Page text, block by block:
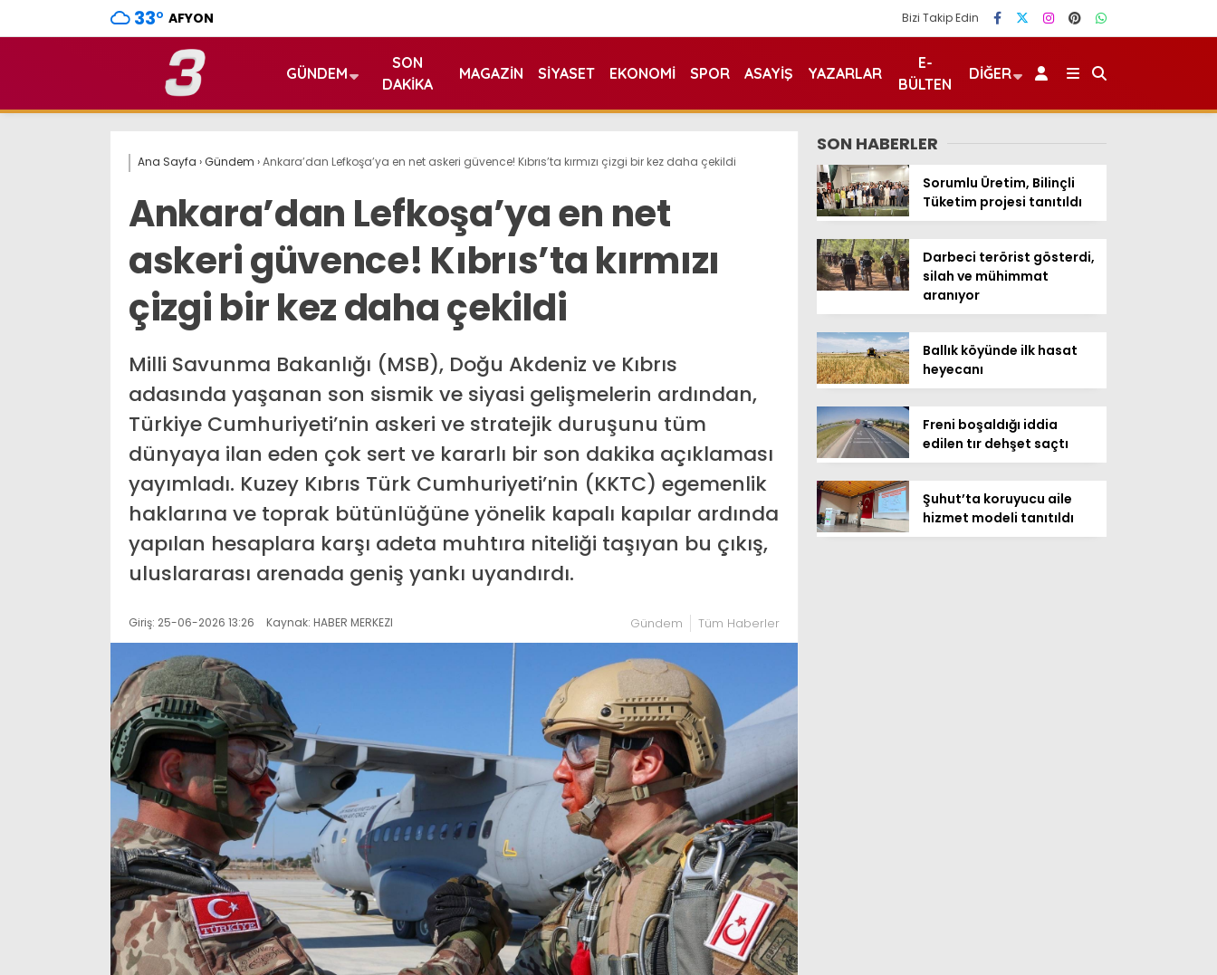
33° AFYON Bizi Takip Edin
GÜNDEM
SON
DAKIKA
MAGAZIN SIYASET EKONOMI SPOR ASAYIŞ YAZARLAR
E-
BÜLTEN
DIĞER
Ana Sayfa ›Gündem ›Ankara’dan Lefkoşa’ya en net askeri güvence! Kıbrıs’ta kırmızı çizgi bir kez daha çekildi
Ankara’dan Lefkoşa’ya en net
askeri güvence! Kıbrıs’ta kırmızı
çizgi bir kez daha çekildi
Milli Savunma Bakanlığı (MSB), Doğu Akdeniz ve Kıbrıs
adasında yaşanan son sismik ve siyasi gelişmelerin ardından,
Türkiye Cumhuriyeti’nin askeri ve stratejik duruşunu tüm
dünyaya ilan eden çok sert ve kararlı bir son dakika açıklaması
yayımladı. Kuzey Kıbrıs Türk Cumhuriyeti’nin (KKTC) egemenlik
haklarına ve toprak bütünlüğüne yönelik kapalı kapılar ardında
yapılan hesaplara karşı adeta muhtıra niteliği taşıyan bu çıkış,
uluslararası arenada geniş yankı uyandırdı.
Giriş: 25-06-2026 13:26 Kaynak: HABER MERKEZI Gündem Tüm Haberler
SON HABERLER
Sorumlu Üretim, Bilinçli
Tüketim projesi tanıtıldı
Darbeci terörist gösterdi,
silah ve mühimmat
aranıyor
Ballık köyünde ilk hasat
heyecanı
Freni boşaldığı iddia
edilen tır dehşet saçtı
Şuhut’ta koruyucu aile
hizmet modeli tanıtıldı